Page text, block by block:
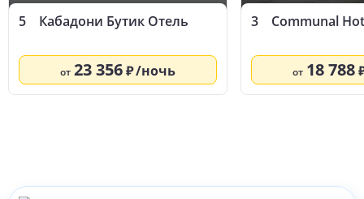
5 Кабадони Бутик Отель
от 23 356 /ночь
3 Communal
от 18 788